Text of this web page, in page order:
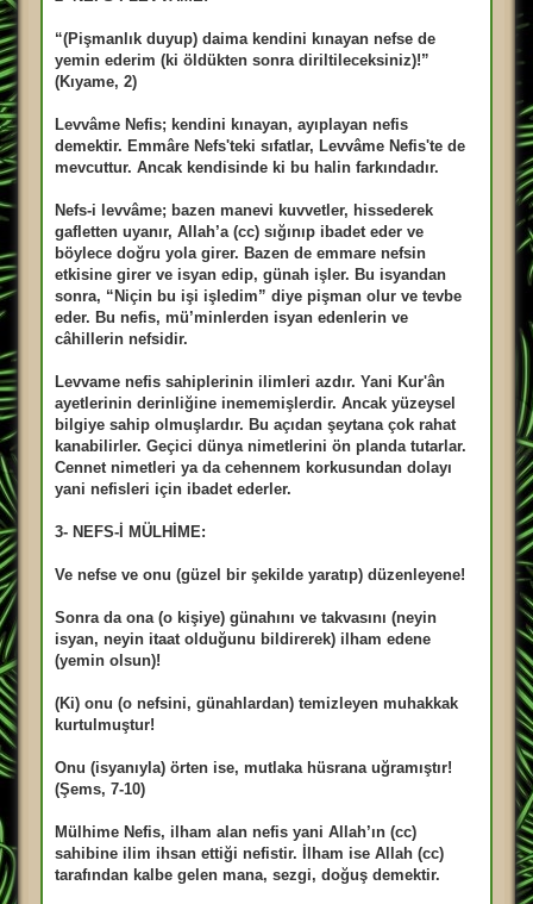
“(Pişmanlık duyup) daima kendini kınayan nefse de
yemin ederim (ki öldükten sonra diriltileceksiniz)!”
(Kıyame, 2)
Levvâme Nefis; kendini kınayan, ayıplayan nefis
demektir. Emmâre Nefs'teki sıfatlar, Levvâme Nefis'te de
mevcuttur. Ancak kendisinde ki bu halin farkındadır.
Nefs-i levvâme; bazen manevi kuvvetler, hissederek
gafletten uyanır, Allah’a (cc) sığınıp ibadet eder ve
böylece doğru yola girer. Bazen de emmare nefsin
etkisine girer ve isyan edip, günah işler. Bu isyandan
sonra, “Niçin bu işi işledim” diye pişman olur ve tevbe
eder. Bu nefis, mü’minlerden isyan edenlerin ve
câhillerin nefsidir.
Levvame nefis sahiplerinin ilimleri azdır. Yani Kur'ân
ayetlerinin derinliğine inememişlerdir. Ancak yüzeysel
bilgiye sahip olmuşlardır. Bu açıdan şeytana çok rahat
kanabilirler. Geçici dünya nimetlerini ön planda tutarlar.
Cennet nimetleri ya da cehennem korkusundan dolayı
yani nefisleri için ibadet ederler.
3- NEFS-İ MÜLHİME:
Ve nefse ve onu (güzel bir şekilde yaratıp) düzenleyene!
Sonra da ona (o kişiye) günahını ve takvasını (neyin
isyan, neyin itaat olduğunu bildirerek) ilham edene
(yemin olsun)!
(Ki) onu (o nefsini, günahlardan) temizleyen muhakkak
kurtulmuştur!
Onu (isyanıyla) örten ise, mutlaka hüsrana uğramıştır!
(Şems, 7-10)
Mülhime Nefis, ilham alan nefis yani Allah’ın (cc)
sahibine ilim ihsan ettiği nefistir. İlham ise Allah (cc)
tarafından kalbe gelen mana, sezgi, doğuş demektir.